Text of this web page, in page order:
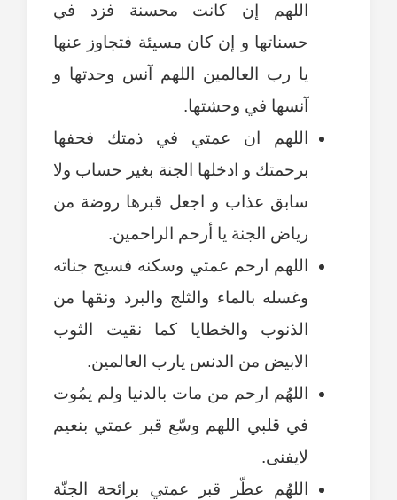
اللهم إن كانت محسنة فزد في
حسناتها و إن كان مسيئة فتجاوز عنها
يا رب العالمين اللهم آنس وحدتها و
آنسها في وحشتها.
اللهم ان عمتي في ذمتك فحفها
برحمتك و ادخلها الجنة بغير حساب ولا
سابق عذاب و اجعل قبرها روضة من
رياض الجنة يا أرحم الراحمين.
اللهم ارحم عمتي وسكنه فسيح جناته
وغسله بالماء والثلج والبرد ونقها من
الذنوب والخطايا كما نقيت الثوب
الابيض من الدنس يارب العالمين.
اللهُم ارحم من مات بالدنيا ولم يمُوت
في قلبي اللهم وسّع قبر عمتي بنعيم
لايفنى.
اللهُم عطّر قبر عمتي برائحة الجنّة